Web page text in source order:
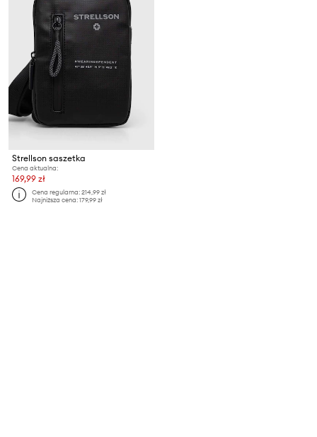
Strellson saszetka
Cena aktualna:
169,99 zł
Cena regularna:214,99 zł
Najniższa cena:179,99 zł